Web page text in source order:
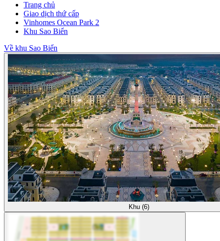
Trang chủ
Giao dịch thứ cấp
Vinhomes Ocean Park 2
Khu Sao Biển
Về khu Sao Biển
Khu (6)